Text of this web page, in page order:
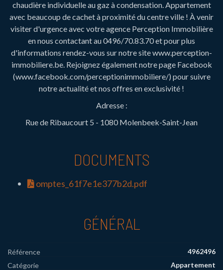
chaudière individuelle au gaz à condensation. Appartement
avec beaucoup de cachet à proximité du centre ville ! À venir
visiter d'urgence avec votre agence Perception Immobilière
en nous contactant au 0496/70.83.70 et pour plus
d'informations rendez-vous sur notre site www.perception-
immobiliere.be. Rejoignez également notre page Facebook
(www.facebook.com/perceptionimmobiliere/) pour suivre
notre actualité et nos offres en exclusivité !
Adresse :
Rue de Ribaucourt 5 - 1080 Molenbeek-Saint-Jean
DOCUMENTS
omptes_61f7e1e377b2d.pdf
GÉNÉRAL
Référence
4962496
Catégorie
Appartement